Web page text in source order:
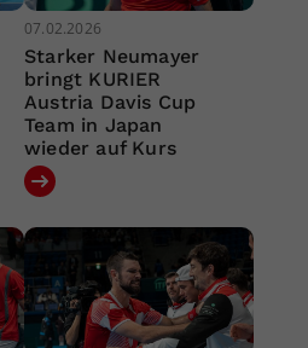
07.02.2026
Starker Neumayer
bringt KURIER
Austria Davis Cup
Team in Japan
wieder auf Kurs